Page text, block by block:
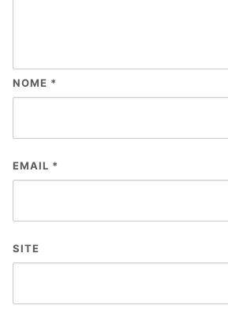
NOME *
EMAIL *
SITE